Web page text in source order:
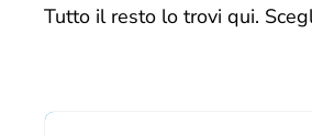
Tutto il resto lo trovi qui.